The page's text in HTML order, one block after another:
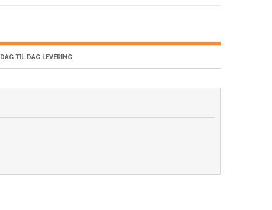
DAG TIL DAG LEVERING